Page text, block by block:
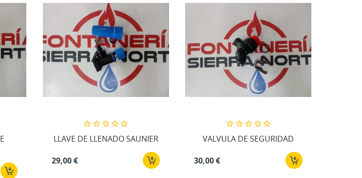
LLAVE DE LLENADO SAUNIER
29,00 €
VALVULA DE SEGURIDAD
30,00 €